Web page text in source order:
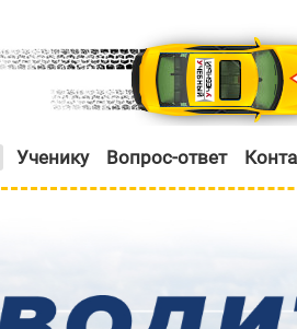
Ученику Вопрос-ответ